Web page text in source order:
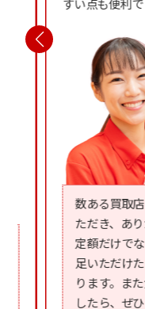
すい点も便利で
数ある買取
ただき、あ
定額だけで
足いただけ
ります。ま
したら、ぜ